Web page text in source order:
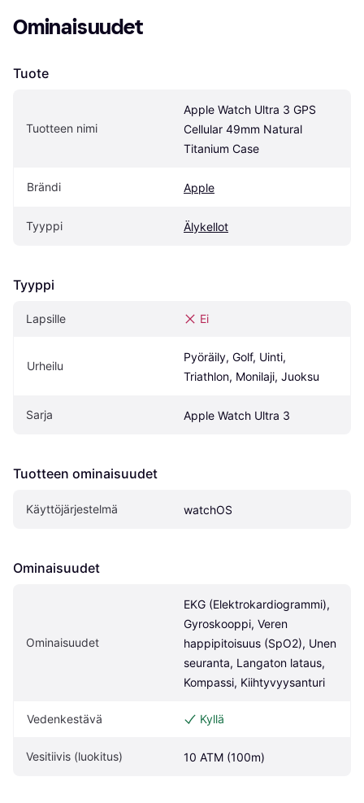
Ominaisuudet
Tuote
Tuotteen nimi
Apple Watch Ultra 3 GPS
Cellular 49mm Natural
Titanium Case
Brändi Apple
Tyyppi Älykellot
Tyyppi
Lapsille Ei
Urheilu
Pyöräily, Golf, Uinti,
Triathlon, Monilaji, Juoksu
Sarja Apple Watch Ultra 3
Tuotteen ominaisuudet
Käyttöjärjestelmä watchOS
Ominaisuudet
Ominaisuudet
EKG (Elektrokardiogrammi),
Gyroskooppi, Veren
happipitoisuus (SpO2), Unen
seuranta, Langaton lataus,
Kompassi, Kiihtyvyysanturi
Vedenkestävä Kyllä
Vesitiivis (luokitus) 10 ATM (100m)